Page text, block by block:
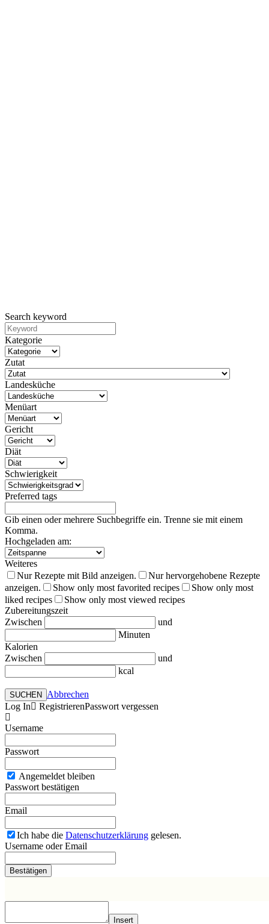
Search keyword
Kategorie
Zutat
Landesküche
Menüart
Gericht
Diät
Schwierigkeit
Preferred tags
Gib einen oder mehrere Suchbegriffe ein. Trenne sie mit einem
Komma.
Hochgeladen am:
Weiteres
Nur Rezepte mit Bild anzeigen.
Nur hervorgehobene Rezepte
anzeigen.
Show only most favorited recipes
Show only most
liked recipes
Show only most viewed recipes
Zubereitungszeit
Zwischen
und
Minuten
Kalorien
Zwischen
und
kcal
SUCHEN
Abbrechen
Log In
RegistrierenPasswort vergessen
Username
Passwort
Angemeldet bleiben
Passwort bestätigen
Email
Ich habe die Datenschutzerklärung gelesen.
Username oder Email
Insert